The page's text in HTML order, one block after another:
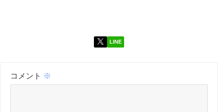
LINE
コメント ※